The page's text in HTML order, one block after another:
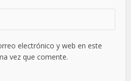
electrónico y web en este
vez que comente.